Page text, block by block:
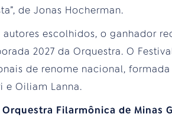
de Jonas Hocherman.
autores escolhidos, o ganhador
2027 da Orquestra. O
de renome nacional,
e Oiliam Lanna.
Orquestra Filarmônica de Minas